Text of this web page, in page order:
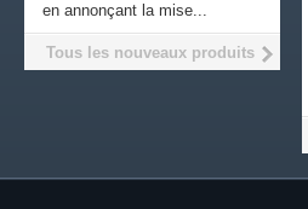
en annonçant la mise...
Tous les nouveaux produits